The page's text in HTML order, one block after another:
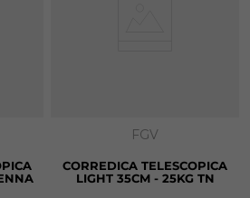
FGV
CORREDICA TELESCOPICA
LIGHT 35CM - 25KG TN